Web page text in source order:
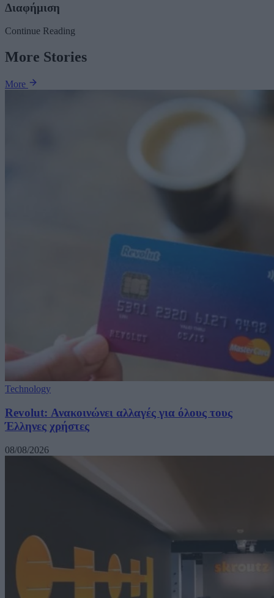
Διαφήμιση
Continue Reading
More Stories
More
Technology
Revolut: Ανακοινώνει αλλαγές για όλους τους
Έλληνες χρήστες
08/08/2026